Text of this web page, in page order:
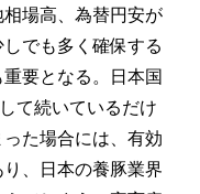
場高、為替円安が
でも多く確保する
要となる。日本国
て続いているだけ
た場合には、有効
、日本の養豚業界